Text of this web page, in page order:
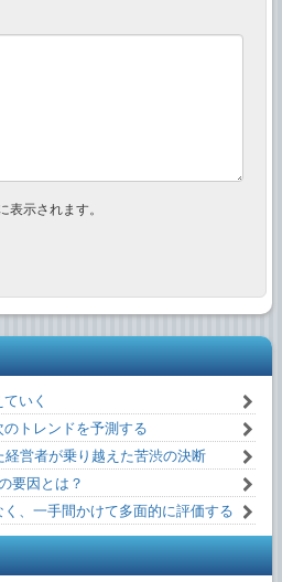
表示されます。
いく
トレンドを予測する
営者が乗り越えた苦渋の決断
要因とは？
、一手間かけて多面的に評価する